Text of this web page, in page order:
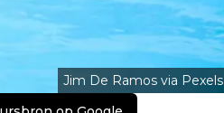
Jim De Ramos via Pexels